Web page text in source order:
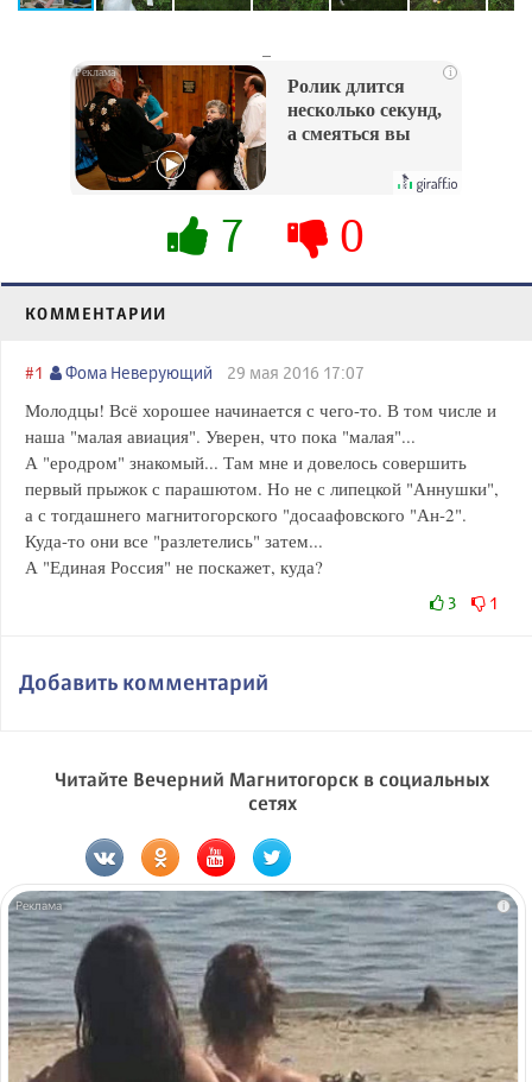
i
Ролик длится
несколько секунд,
а смеяться вы
7 0
КОММЕНТАРИИ
#1 Фома Неверующий 29 мая 2016 17:07
Молодцы! Всё хорошее начинается с чего-то. В том числе и
наша "малая авиация". Уверен, что пока "малая"...
А "еродром" знакомый... Там мне и довелось совершить
первый прыжок с парашютом. Но не с липецкой "Аннушки",
а с тогдашнего магнитогорского "досаафовского "Ан-2".
Куда-то они все "разлетелись" затем...
А "Единая Россия" не поскажет, куда?
3 1
Добавить комментарий
Читайте Вечерний Магнитогорск в социальных
сетях
i